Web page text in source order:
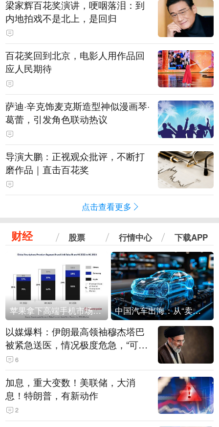
梁家辉百花奖演讲，哽咽落泪：到
内地拍戏不是北上，是回归
百花奖回到北京，电影人用作品回
应人民期待
萨迪·辛克饰麦克斯造型神似漫画琴·
葛蕾，引发角色联动热议
导演大鹏：正视观众批评，不断打
磨作品｜直击百花奖
点击查看更多
财经 股票 行情中心 下载APP
苹果拿下高端手机市场65%的份额：iPhone 17系列功不可没 中国汽车出海：从“卖出去”到“走进去”
以媒爆料：伊朗最高领袖穆杰塔巴
被紧急送医，情况极度危急，“可能
随时会死去”
6
加息，重大变数！美联储，大消
息！特朗普，有新动作
2